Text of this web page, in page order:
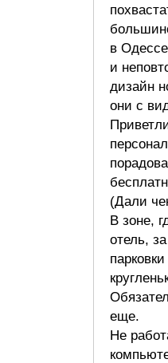
в
и
дизайн
они с
(Дали
В зоне,
отель,
еще.
Не